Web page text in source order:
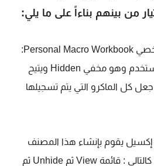
من بينهم بناءاً على ما يلي:
مصنف الماكرو الشخصي Personal Macro Workbook:
وهو مصنف خاص بالمستخدم وهو مخفي Hidden ويتيح
كل الماكرو التي يتم تسجيلها
إكسيل يقوم بإنشاء هذا المصنف
الشخصي (ويمكن إظهاره كالتالي : قائمة View ثم Unhide ثم